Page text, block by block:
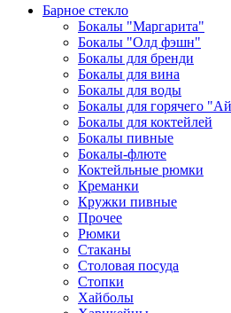
Барное стекло
Бокалы "Маргарита"
Бокалы "Олд фэшн"
Бокалы для бренди
Бокалы для вина
Бокалы для воды
Бокалы для горячего
Бокалы для коктейлей
Бокалы пивные
Бокалы-флюте
Коктейльные рюмки
Креманки
Кружки пивные
Прочее
Рюмки
Стаканы
Столовая посуда
Стопки
Хайболы